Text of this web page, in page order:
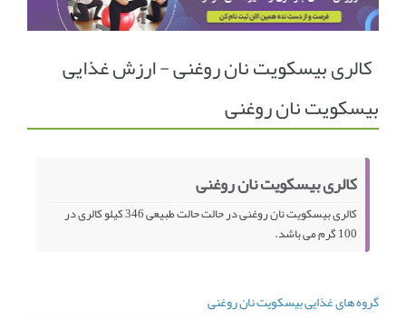
دانشنامه سلامت بانوان پرسش و پاسخ
انجمن متخصصین زنان و اوما انتخاب نام کودک
فهرست مواد غذایی
کالری بیسکویت نان روغنی - ارزش غذایی
بیسکویت نان روغنی
کالری بیسکویت نان روغنی
کالری بیسکویت نان روغنی در حالت حالت طبیعی 346 کیلو کالری در
100 گرم می باشد.
گروه های غذایی بیسکویت نان روغنی